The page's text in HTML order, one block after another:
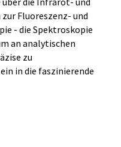
Fluoreszenz- und
- die Spektroskopie
an analytischen
zu
in die faszinierende